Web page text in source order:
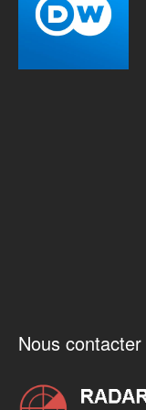
Nous contacter